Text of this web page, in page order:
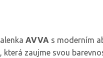
AVVA s moderním
která zaujme svou